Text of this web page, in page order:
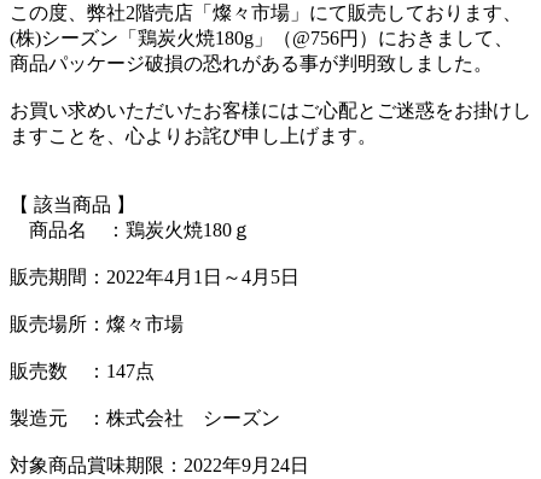
この度、弊社2階売店「燦々市場」にて販売しております、
(株)シーズン「鶏炭火焼180g」（@756円）におきまして、
商品パッケージ破損の恐れがある事が判明致しました。
お買い求めいただいたお客様にはご心配とご迷惑をお掛けし
ますことを、心よりお詫び申し上げます。
【 該当商品 】
商品名 ：鶏炭火焼180ｇ
販売期間：2022年4月1日～4月5日
販売場所：燦々市場
販売数 ：147点
製造元 ：株式会社 シーズン
対象商品賞味期限：2022年9月24日